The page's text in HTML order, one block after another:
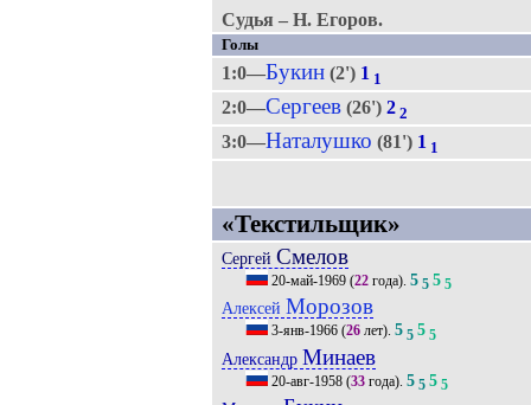
Судья – Н. Егоров.
Голы
1:0—Букин(2') 1 1
2:0—Сергеев(26') 2 2
3:0—Наталушко (81') 1 1
«Текстильщик»
Сергей Смелов
20-май-1969(22года). 5 5 5 5
Алексей Морозов
3-янв-1966(26лет). 5 5 5 5
Александр Минаев
20-авг-1958(33года). 5 5 5 5